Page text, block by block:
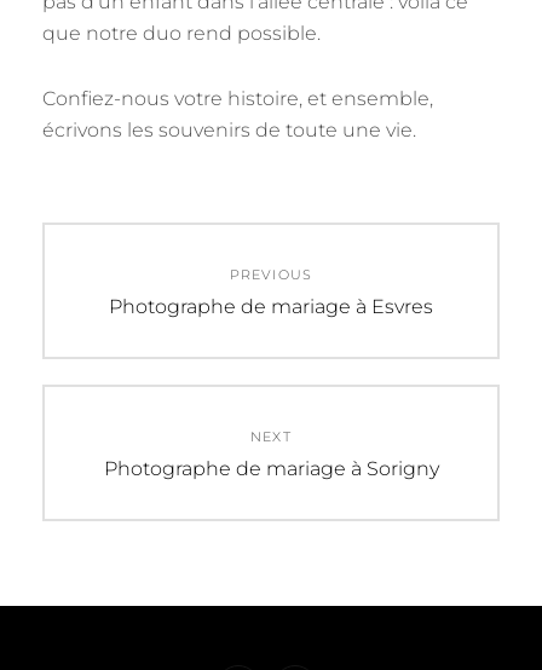
que notre duo rend possible.
Confiez-nous votre histoire, et ensemble,
écrivons les souvenirs de toute une vie.
l’article
PREVIOUS
Previous
Photographe de mariage à Esvres
NEXT
Next
Photographe de mariage à Sorigny